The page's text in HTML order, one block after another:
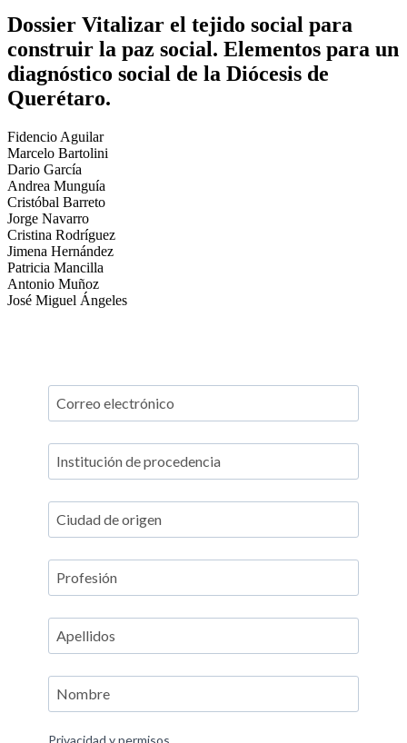
Dossier Vitalizar el tejido social para
construir la paz social. Elementos para un
diagnóstico social de la Diócesis de
Querétaro.
Fidencio Aguilar
Marcelo Bartolini
Dario García
Andrea Munguía
Cristóbal Barreto
Jorge Navarro
Cristina Rodríguez
Jimena Hernández
Patricia Mancilla
Antonio Muñoz
José Miguel Ángeles